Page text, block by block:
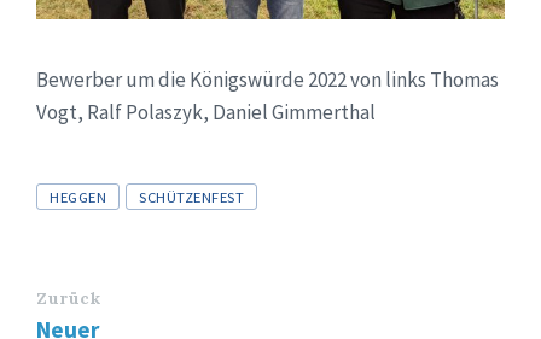
Bewerber um die Königswürde 2022 von links Thomas
Vogt, Ralf Polaszyk, Daniel Gimmerthal
Tags
HEGGEN SCHÜTZENFEST
Zurück
Neuer